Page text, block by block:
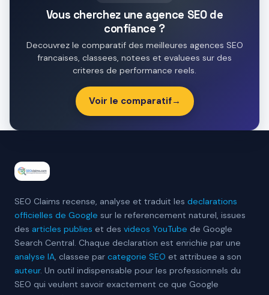
Vous cherchez une agence SEO de
confiance ?
Decouvrez le comparatif des meilleures agences SEO
francaises, classees, notees et evaluees sur des
criteres de performance reels.
Voir le comparatif→
SEO Claims recense, analyse et traduit les declarations
officielles de Google sur le referencement naturel, issues
des articles publies et des videos YouTube de Google
Search Central. Chaque declaration est enrichie par une
analyse IA, classee par categorie SEO et attribuee a son
auteur. Un outil indispensable pour les professionnels du
SEO qui veulent savoir exactement ce que Google